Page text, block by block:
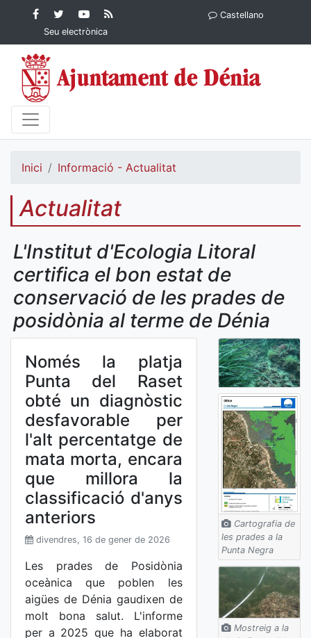
Contingut principalFacebook
Ajuntament de Dénia
Twitter
Ajuntament de
Dénia
YouTube
Ajuntament
de Dénia
Ajuntament
Seu electrònica
Castellano
Inici Informació - Actualitat
Actualitat
L'Institut d'Ecologia Litoral
certifica el bon estat de
conservació de les prades de
posidònia al terme de Dénia
Només la platja
Punta del Raset
obté un diagnòstic
desfavorable per
l'alt percentatge de
mata morta, encara
que millora la
classificació d'anys
anteriors
divendres, 16 de gener de 2026
Les prades de Posidònia
oceànica que poblen les
aigües de Dénia gaudixen de
molt bona salut. L'informe
per a 2025 que ha elaborat
Cartografia de
les prades a la
Punta Negra
Mostreig a la